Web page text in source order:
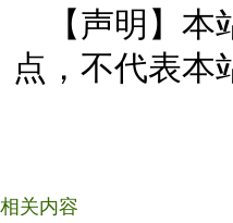
【声明】
点，不代表本
相关内容